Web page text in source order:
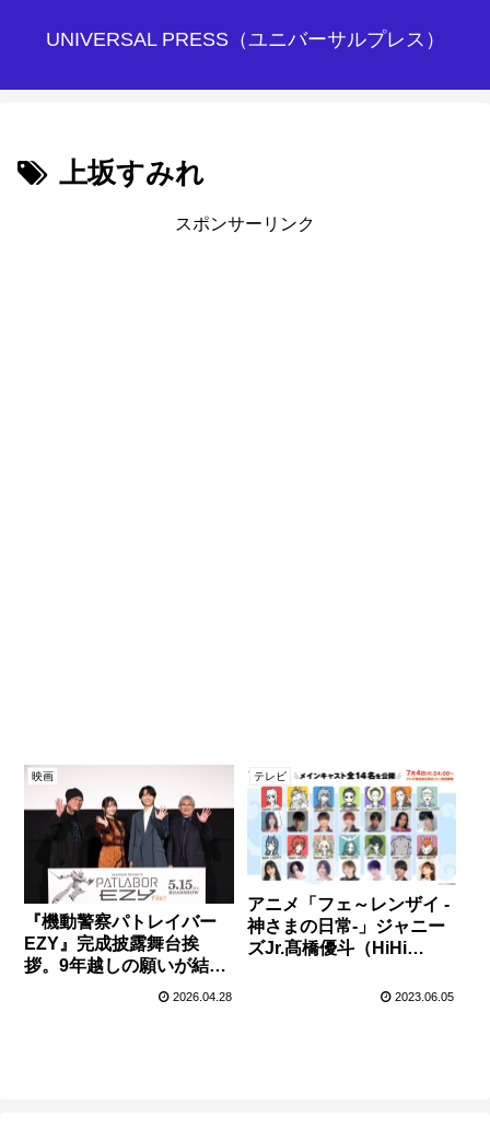
UNIVERSAL PRESS（ユニバーサルプレス）
上坂すみれ
スポンサーリンク
映画
『機動警察パトレイバー
EZY』完成披露舞台挨
拶。9年越しの願いが結実
したレポート到着！
2026.04.28
テレビ
アニメ「フェ～レンザイ -
神さまの日常-」ジャニー
ズJr.髙橋優斗（HiHi
MEN 侍）ら豪華キャスト
2023.06.05